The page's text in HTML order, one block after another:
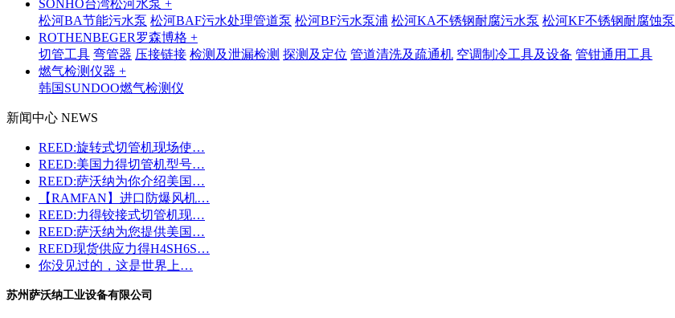
SONHO台湾松河水泵 +
松河BA节能污水泵 松河BAF污水处理管道泵 松河BF污水泵浦 松河KA不锈钢耐腐污水泵 松河KF不锈钢耐腐蚀泵
ROTHENBEGER罗森博格 +
切管工具 弯管器 压接链接 检测及泄漏检测 探测及定位 管道清洗及疏通机 空调制冷工具及设备 管钳通用工具
燃气检测仪器 +
韩国SUNDOO燃气检测仪
新闻中心 NEWS
REED:旋转式切管机现场使…
REED:美国力得切管机型号…
REED:萨沃纳为你介绍美国…
【RAMFAN】进口防爆风机…
REED:力得铰接式切管机现…
REED:萨沃纳为您提供美国…
REED现货供应力得H4SH6S…
你没见过的，这是世界上…
苏州萨沃纳工业设备有限公司